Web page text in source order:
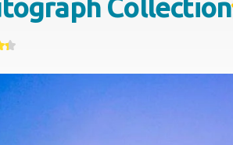
Collection